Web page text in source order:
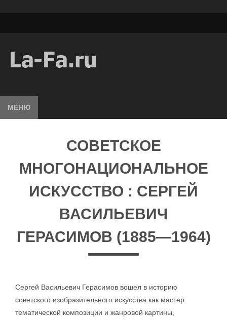
МЕНЮ
СОВЕТСКОЕ
МНОГОНАЦИОНАЛЬНОЕ
ИСКУССТВО : СЕРГЕЙ
ВАСИЛЬЕВИЧ
ГЕРАСИМОВ (1885—1964)
Сергей Васильевич Герасимов вошел в историю
советского изобразительного искусства как мастер
тематической композиции и жанровой картины,